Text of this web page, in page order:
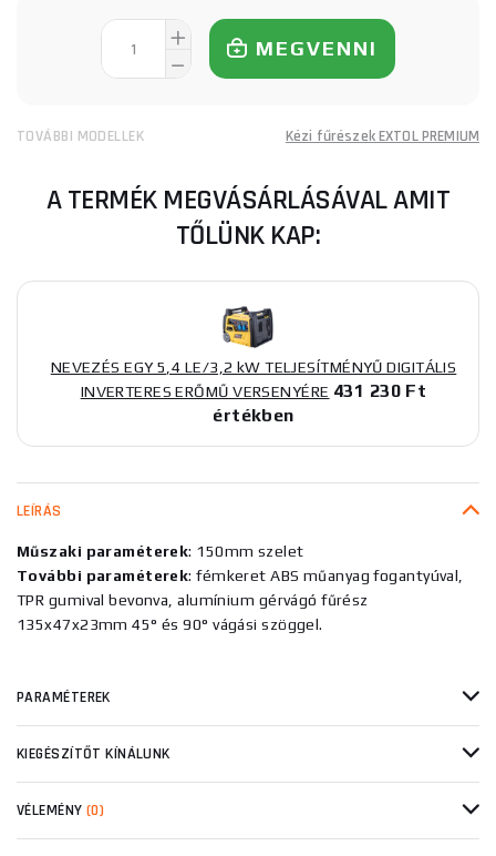
MEGVENNI
TOVÁBBI MODELLEK Kézi fűrészek EXTOL PREMIUM
A TERMÉK MEGVÁSÁRLÁSÁVAL AMIT
TŐLÜNK KAP:
NEVEZÉS EGY 5,4 LE/3,2 kW TELJESÍTMÉNYŰ DIGITÁLIS
INVERTERES ERŐMŰ VERSENYÉRE 431 230 Ft
értékben
LEÍRÁS
Műszaki paraméterek: 150mm szelet
További paraméterek: fémkeret ABS műanyag fogantyúval,
TPR gumival bevonva, alumínium gérvágó fűrész
135x47x23mm 45° és 90° vágási szöggel.
PARAMÉTEREK
KIEGÉSZÍTŐT KÍNÁLUNK
VÉLEMÉNY (0)